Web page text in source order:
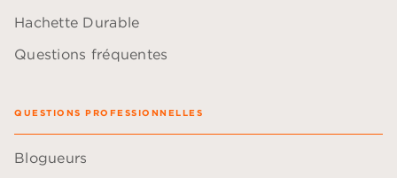
Hachette Durable
Questions fréquentes
QUESTIONS PROFESSIONNELLES
Blogueurs